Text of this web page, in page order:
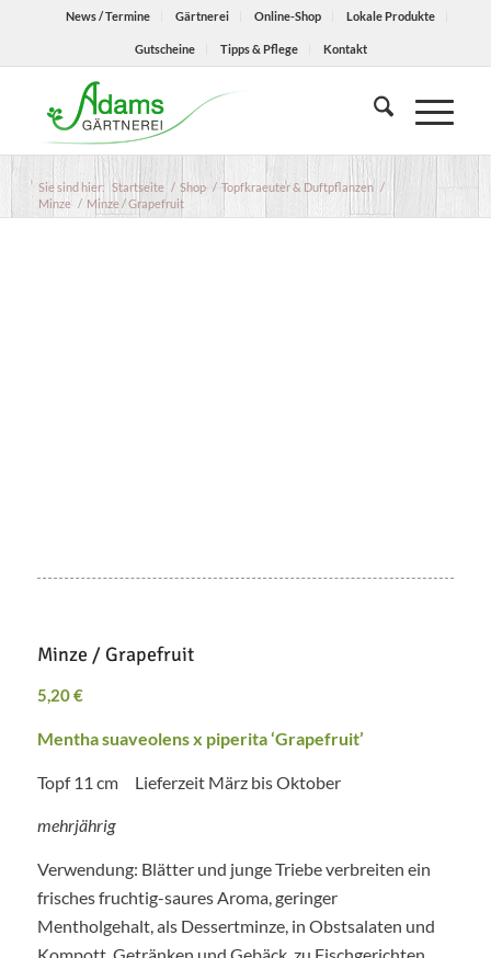
News / Termine Gärtnerei Online-Shop Lokale Produkte
Gutscheine Tipps & Pflege Kontakt
Sie sind hier: Startseite / Shop / Topfkraeuter & Duftpflanzen /
Minze / Minze / Grapefruit
Minze / Grapefruit
5,20€
Mentha suaveolens x piperita ‘Grapefruit’
Topf 11 cm Lieferzeit März bis Oktober
mehrjährig
Verwendung: Blätter und junge Triebe verbreiten ein
frisches fruchtig-saures Aroma, geringer
Mentholgehalt, als Dessertminze, in Obstsalaten und